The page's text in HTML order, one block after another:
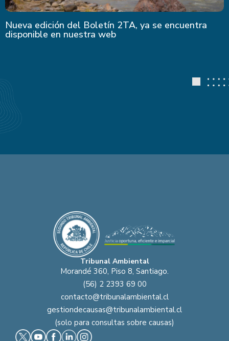
Nueva edición del Boletín 2TA, ya se encuentra
disponible en nuestra web
Tribunal Ambiental
Morandé 360, Piso 8, Santiago.
(56) 2 2393 69 00
contacto@tribunalambiental.cl
gestiondecausas@tribunalambiental.cl
(solo para consultas sobre causas)